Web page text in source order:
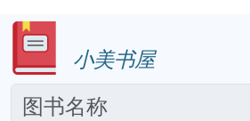
小美书屋